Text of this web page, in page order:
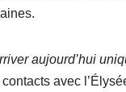
aujourd’hui
avec